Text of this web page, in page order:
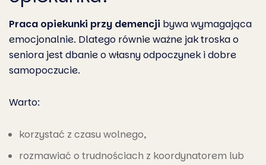
Praca opiekunki przy demencji bywa wymagająca
emocjonalnie. Dlatego równie ważne jak troska o
seniora jest dbanie o własny odpoczynek i dobre
samopoczucie.
Warto:
korzystać z czasu wolnego,
rozmawiać o trudnościach z koordynatorem lub